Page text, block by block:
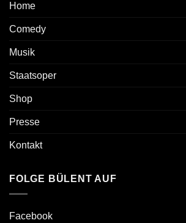
Home
Comedy
Musik
Staatsoper
Shop
Presse
Kontakt
FOLGE BÜLENT AUF
Facebook